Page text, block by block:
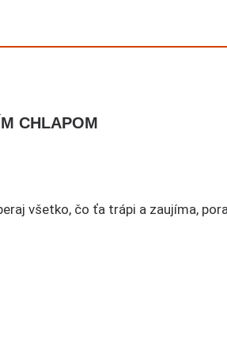
CHLAPOM
všetko, čo ťa trápi a zaujíma,